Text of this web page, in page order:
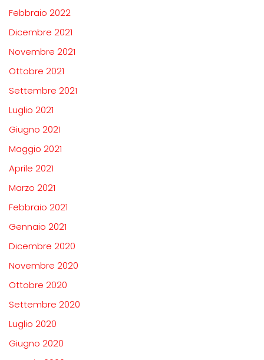
Febbraio 2022
Dicembre 2021
Novembre 2021
Ottobre 2021
Settembre 2021
Luglio 2021
Giugno 2021
Maggio 2021
Aprile 2021
Marzo 2021
Febbraio 2021
Gennaio 2021
Dicembre 2020
Novembre 2020
Ottobre 2020
Settembre 2020
Luglio 2020
Giugno 2020